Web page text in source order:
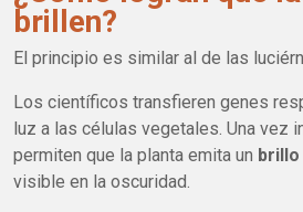
brillen?
El principio es similar al de las
Los científicos transfieren genes
luz a las células vegetales. Una vez
permiten que la planta emita un brillo
visible en la oscuridad.